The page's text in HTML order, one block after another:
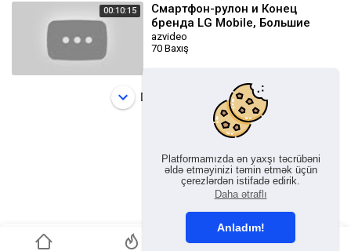
Platformamızda ən yaxşı təcrübəni
əldə etməyinizi təmin etmək üçün
çerezlərdən istifadə edirik.
Daha ətraflı
Anladım!
AzVideo App
00:10:15
Смартфон-рулон и Конец
бренда LG Mobile, Большие
испытания Илона, Соцсеть от
Трампа и другие новости
azvideo
70 Baxış
Daha çox yükləyin